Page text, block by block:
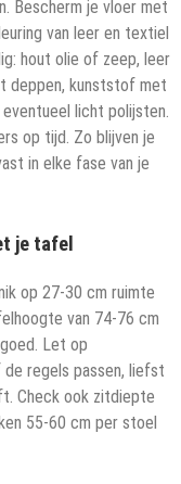
Bescherm je vloer met
van leer en textiel
hout olie of zeep, leer
deppen, kunststof met
eventueel licht polijsten.
op tijd. Zo blijven je
in elke fase van je
je tafel
op 27-30 cm ruimte
van 74-76 cm
Let op
regels passen, liefst
Check ook zitdiepte
55-60 cm per stoel